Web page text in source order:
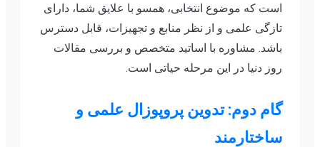
است که موضوع انتخابی، همسو با علایق شما، دارای
تازگی علمی و از نظر منابع و تجهیزات، قابل دسترس
باشد. مشاوره با اساتید متخصص و بررسی مقالات
روز دنیا در این مرحله حیاتی است.
گام دوم: تدوین پروپوزال علمی و
ساختارمند